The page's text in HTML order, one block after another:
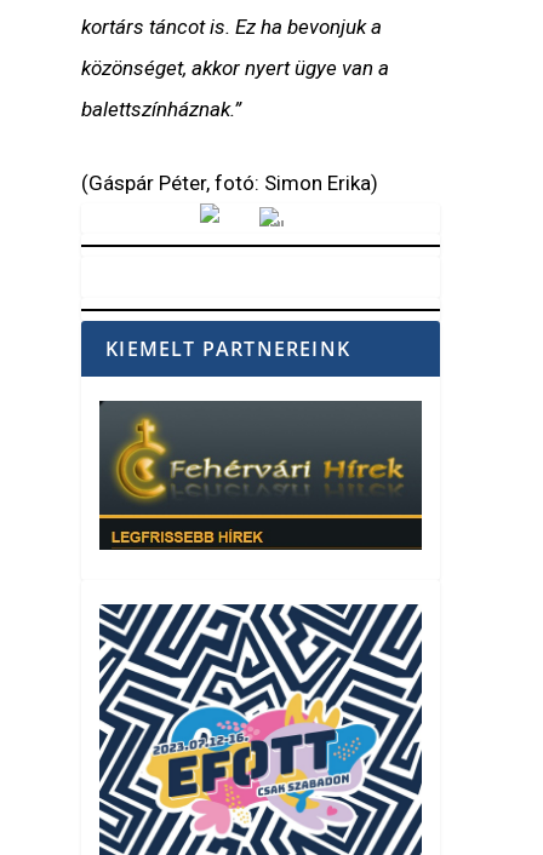
kortárs táncot is. Ez ha bevonjuk a
közönséget, akkor nyert ügye van a
balettszínháznak.”
(Gáspár Péter, fotó: Simon Erika)
KIEMELT PARTNEREINK